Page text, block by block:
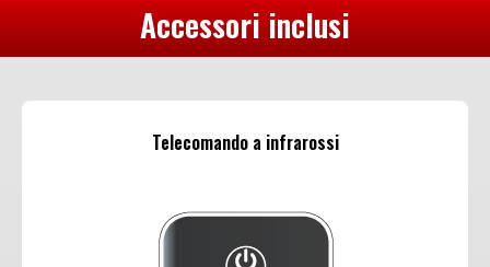
Accessori inclusi
Telecomando a infrarossi